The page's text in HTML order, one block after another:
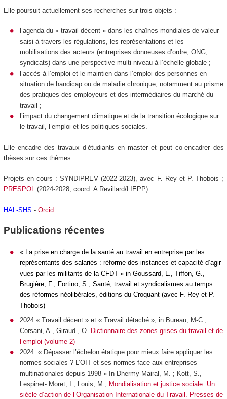
Elle poursuit actuellement ses recherches sur trois objets :
l’agenda du « travail décent » dans les chaînes mondiales de valeur
saisi à travers les régulations, les représentations et les
mobilisations des acteurs (entreprises donneuses d’ordre, ONG,
syndicats) dans une perspective multi-niveau à l’échelle globale ;
l’accès à l’emploi et le maintien dans l’emploi des personnes en
situation de handicap ou de maladie chronique, notamment au prisme
des pratiques des employeurs et des intermédiaires du marché du
travail ;
l’impact du changement climatique et de la transition écologique sur
le travail, l’emploi et les politiques sociales.
Elle encadre des travaux d’étudiants en master et peut co-encadrer des
thèses sur ces thèmes.
Projets en cours : SYNDIPREV (2022-2023), avec F. Rey et P. Thobois ;
PRESPOL(2024-2028, coord. A Revillard/LIEPP)
HAL-SHS - Orcid
Publications récentes
« La prise en charge de la santé au travail en entreprise par les
représentants des salariés : réforme des instances et capacité d’agir
vues par les militants de la CFDT » in Goussard, L., Tiffon, G.,
Brugière, F., Fortino, S., Santé, travail et syndicalismes au temps
des réformes néolibérales , éditions du Croquant (avec F. Rey et P.
Thobois)
2024 « Travail décent » et « Travail détaché », in Bureau, M-C.,
Corsani, A., Giraud , O.
Dictionnaire des zones grises du travail et de
l’emploi (volume 2)
2024. « Dépasser l’échelon étatique pour mieux faire appliquer les
normes sociales ? L’OIT et ses normes face aux entreprises
multinationales depuis 1998 » In Dhermy-Mairal, M. ; Kott, S.,
Lespinet- Moret, I ; Louis, M.,
Mondialisation et justice sociale. Un
siècle d’action de l’Organisation Internationale du Travail
. Presses de